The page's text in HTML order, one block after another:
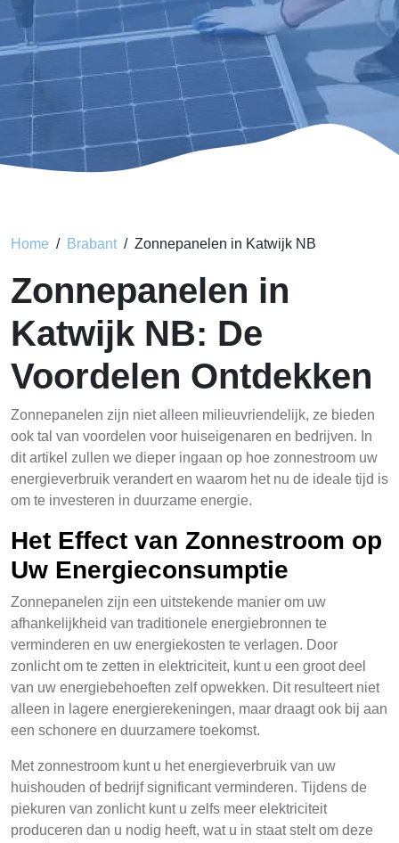
Home Brabant Zonnepanelen in Katwijk NB
Zonnepanelen in
Katwijk NB: De
Voordelen Ontdekken
Zonnepanelen zijn niet alleen milieuvriendelijk, ze bieden
ook tal van voordelen voor huiseigenaren en bedrijven. In
dit artikel zullen we dieper ingaan op hoe zonnestroom uw
energieverbruik verandert en waarom het nu de ideale tijd is
om te investeren in duurzame energie.
Het Effect van Zonnestroom op
Uw Energieconsumptie
Zonnepanelen zijn een uitstekende manier om uw
afhankelijkheid van traditionele energiebronnen te
verminderen en uw energiekosten te verlagen. Door
zonlicht om te zetten in elektriciteit, kunt u een groot deel
van uw energiebehoeften zelf opwekken. Dit resulteert niet
alleen in lagere energierekeningen, maar draagt ook bij aan
een schonere en duurzamere toekomst.
Met zonnestroom kunt u het energieverbruik van uw
huishouden of bedrijf significant verminderen. Tijdens de
piekuren van zonlicht kunt u zelfs meer elektriciteit
produceren dan u nodig heeft, wat u in staat stelt om deze